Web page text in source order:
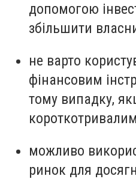
допомогою
збільшити
не варто
фінансовим
тому випадку,
можливо
ринок для